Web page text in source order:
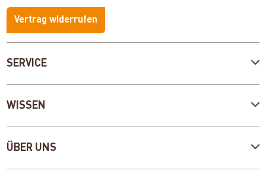
SERVICE
WISSEN
ÜBER UNS
Vertrag widerrufen